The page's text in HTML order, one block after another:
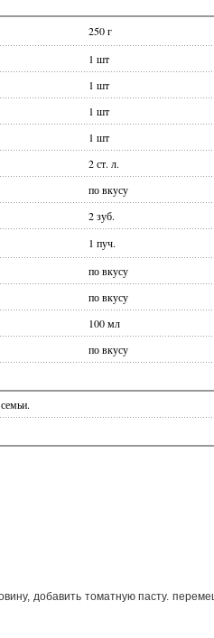
250 г
1 шт
1 шт
1 шт
1 шт
2 ст. л.
по вкусу
2 зуб.
1 пуч.
по вкусу
по вкусу
100 мл
по вкусу
добавить томатную пасту.